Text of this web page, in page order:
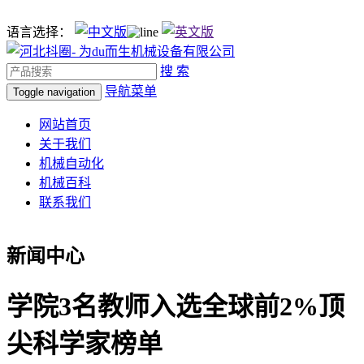
语言选择：
搜 索
Toggle navigation 导航菜单
网站首页
关于我们
机械自动化
机械百科
联系我们
新闻中心
学院3名教师入选全球前2%顶
尖科学家榜单